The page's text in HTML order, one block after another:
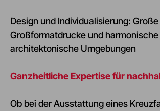
Design und Individualisierung:
Großformatdrucke und
architektonische Umgebungen
Ganzheitliche Expertise für
Ob bei der Ausstattung eines